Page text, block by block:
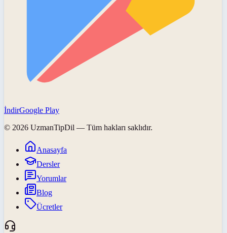
İndirGoogle Play
© 2026 UzmanTipDil — Tüm hakları saklıdır.
Anasayfa
Dersler
Yorumlar
Blog
Ücretler